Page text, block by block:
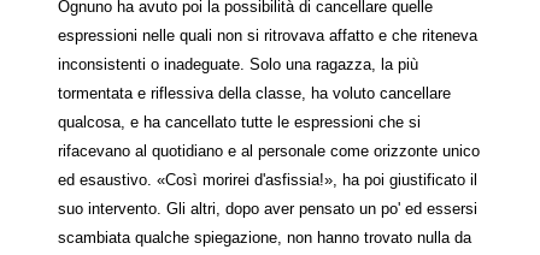
Ognuno ha avuto poi la possibilità di cancellare quelle
espressioni nelle quali non si ritrovava affatto e che riteneva
inconsistenti o inadeguate. Solo una ragazza, la più
tormentata e riflessiva della classe, ha voluto cancellare
qualcosa, e ha cancellato tutte le espressioni che si
rifacevano al quotidiano e al personale come orizzonte unico
ed esaustivo. «Così morirei d'asfissia!», ha poi giustificato il
suo intervento. Gli altri, dopo aver pensato un po' ed essersi
scambiata qualche spiegazione, non hanno trovato nulla da